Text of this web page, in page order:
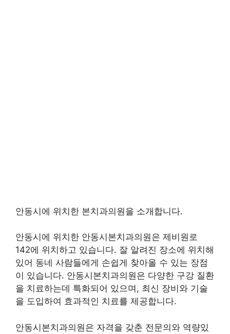
안동시에 위치한 본치과의원을 소개합니다.
안동시에 위치한 안동시본치과의원은 제비원로
142에 위치하고 있습니다. 잘 알려진 장소에 위치해
있어 동네 사람들에게 손쉽게 찾아올 수 있는 장점
이 있습니다. 안동시본치과의원은 다양한 구강 질환
을 치료하는데 특화되어 있으며, 최신 장비와 기술
을 도입하여 효과적인 치료를 제공합니다.
안동시본치과의원은 자격을 갖춘 전문의와 역량있